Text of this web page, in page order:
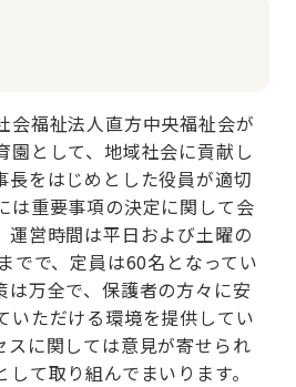
会福祉法人直方中央福祉会が
園として、地域社会に貢献し
長をはじめとした役員が適切
は重要事項の決定に関して会
運営時間は平日および土曜の
でで、定員は60名となってい
は万全で、保護者の方々に安
いただける環境を提供してい
スに関しては意見が寄せられ
て取り組んでまいります。